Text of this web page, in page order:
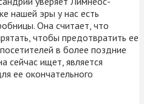
нашей эры у нас есть
Она считает, что
чтобы предотвратить ее
в более поздние
сейчас ищет, является
ее окончательного